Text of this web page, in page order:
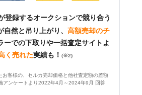
登録するオークションで競り合う
然と吊り上がり、 高額売却のチ
ーでの下取りや一括査定サイトよ
く売れた実績も！ (※2)
客様の、セルカ売却価格と他社査定額の差額
アンケートより2022年4月～2024年9月 回答